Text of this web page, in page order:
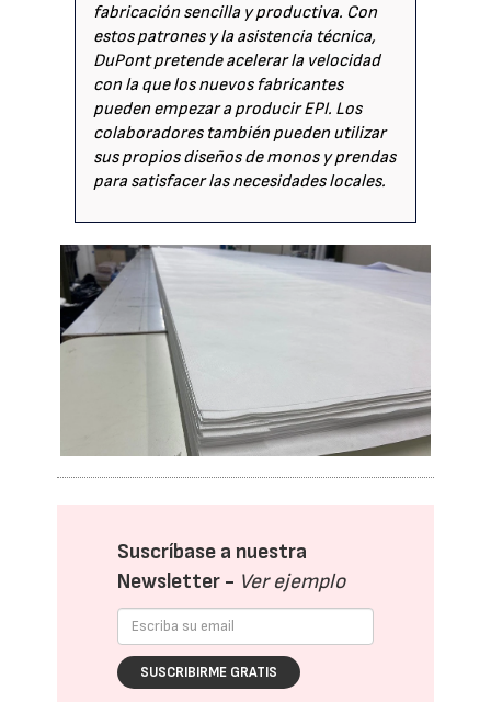
fabricación sencilla y productiva. Con
estos patrones y la asistencia técnica,
DuPont pretende acelerar la velocidad
con la que los nuevos fabricantes
pueden empezar a producir EPI. Los
colaboradores también pueden utilizar
sus propios diseños de monos y prendas
para satisfacer las necesidades locales.
Suscríbase a nuestra
Newsletter - Ver ejemplo
SUSCRIBIRME GRATIS